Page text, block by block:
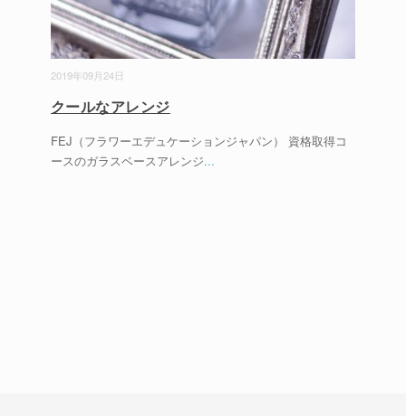
2019年09月24日
クールなアレンジ
FEJ（フラワーエデュケーションジャパン） 資格取得コ
ースのガラスベースアレンジ...